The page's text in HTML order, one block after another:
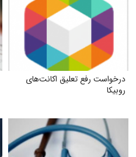
درخواست رفع تعلیق اکانت‌های
روبیکا